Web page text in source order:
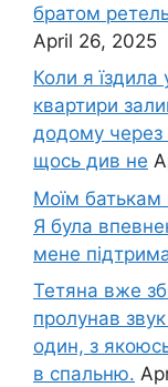
братом
April 26, 2025
Коли я їздила
квартири
додому через
щось див не
Моїм батькам
Я була
мене
Тетяна вже
пролунав
один, з
в спальню.